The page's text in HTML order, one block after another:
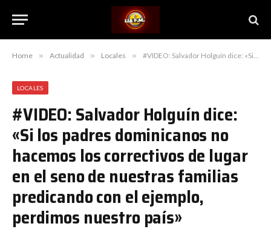
Home » Actualidad » Locales » #VIDEO: Salvador Holguín dice: «Si los padres dominicanos no hacemos los correctivos de lugar en el seno de nuestras familias predicando con el ejemplo, perdimos nuestro país»
LOCALES
#VIDEO: Salvador Holguín dice:
«Si los padres dominicanos no
hacemos los correctivos de lugar
en el seno de nuestras familias
predicando con el ejemplo,
perdimos nuestro país»